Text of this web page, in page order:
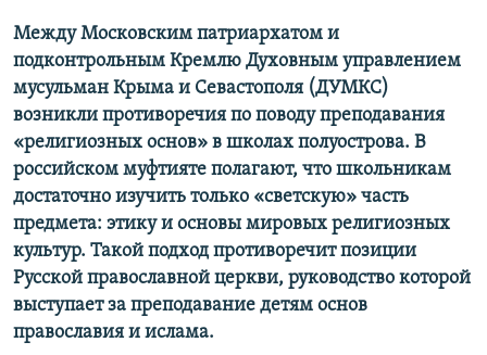
Между Московским патриархатом и
подконтрольным Кремлю Духовным управлением
мусульман Крыма и Севастополя (ДУМКС)
возникли противоречия по поводу преподавания
«религиозных основ» в школах полуострова. В
российском муфтияте полагают, что школьникам
достаточно изучить только «светскую» часть
предмета: этику и основы мировых религиозных
культур. Такой подход противоречит позиции
Русской православной церкви, руководство которой
выступает за преподавание детям основ
православия и ислама.